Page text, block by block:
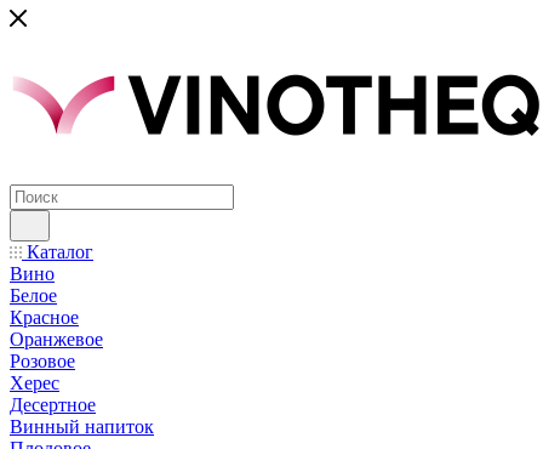
Каталог
Вино
Белое
Красное
Оранжевое
Розовое
Херес
Десертное
Винный напиток